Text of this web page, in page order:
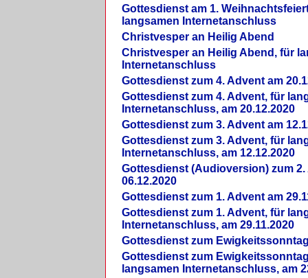
Gottesdienst am 1.
langsamen Internetanschluss
Christvesper an Heilig Abend
Christvesper an Heilig Abend, für
Internetanschluss
Gottesdienst zum 4. Advent am
Gottesdienst zum 4. Advent, für
Internetanschluss, am 20.12.2020
Gottesdienst zum 3. Advent am
Gottesdienst zum 3. Advent, für
Internetanschluss, am 12.12.2020
Gottesdienst (Audioversion) zum 2.
06.12.2020
Gottesdienst zum 1. Advent am
Gottesdienst zum 1. Advent, für
Internetanschluss, am 29.11.2020
Gottesdienst zum
Gottesdienst zum
langsamen Internetanschluss, am